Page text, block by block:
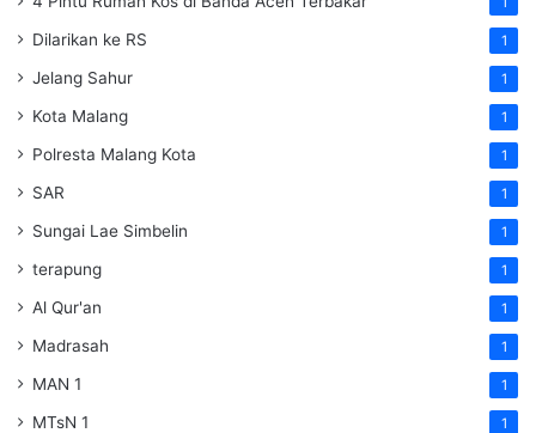
Dilarikan ke RS 1
Jelang Sahur 1
Kota Malang 1
Polresta Malang Kota 1
SAR 1
Sungai Lae Simbelin 1
terapung 1
Al Qur'an 1
Madrasah 1
MAN 1 1
MTsN 1 1